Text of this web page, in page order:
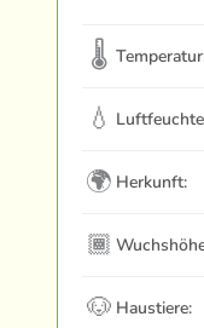
🌡
💧
🌍 Herkunft:
🏾
🐶 Haustiere: